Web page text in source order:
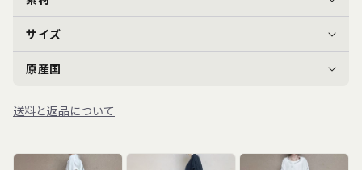
サイズ
原産国
送料と返品について